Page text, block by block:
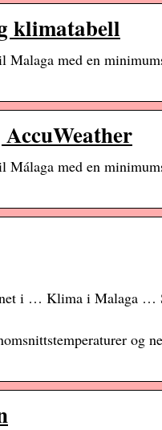
klimatabell
med en
med en
i … Klima i Malaga …
og